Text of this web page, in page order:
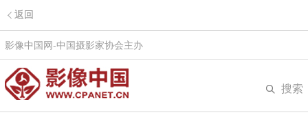
返回
影像中国网-中国摄影家协会主办
搜索